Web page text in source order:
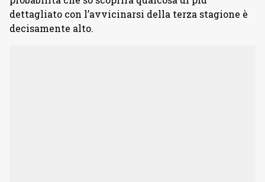
dettagliato con l’avvicinarsi della terza stagione è
decisamente alto.